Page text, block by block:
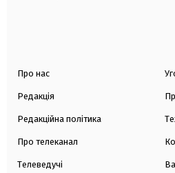
Про нас
Редакція
Редакційна політика
Про телеканал
Телеведучі